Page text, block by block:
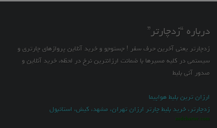
درباره “زدچارتر”
زدچارتر یعنی آخرین حرف سفر ! جستوجو و خرید آنلاین پروازهای چارتری و
سیستمی در کلیه مسیرها با ضمانت ارزانترین نرخ در لحظه، خرید آنلاین و
صدور آنی بلیط
ارزان ترین بلیط هواپیما
زدچارتر، خرید بلیط چارتر ارزان تهران، مشهد، کیش، استانبول
zedcharter.com